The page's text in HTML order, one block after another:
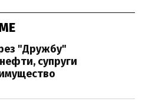
"Дружбу"
супруги